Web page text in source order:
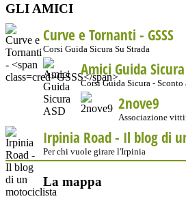
GLI AMICI
Curve e Tornanti - GSSS
Corsi Guida Sicura Su Strada
Amici Guida Sicura
Corsi Guida Sicura - Sconto
2nove9
Associazione
Irpinia Road - Il blog di
Per chi vuole girare l'Irpinia
La mappa